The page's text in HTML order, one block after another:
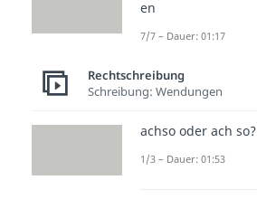
en
7/7 – Dauer: 01:17
Rechtschreibung
Schreibung: Wendungen
achso oder ach so?
1/3 – Dauer: 01:53